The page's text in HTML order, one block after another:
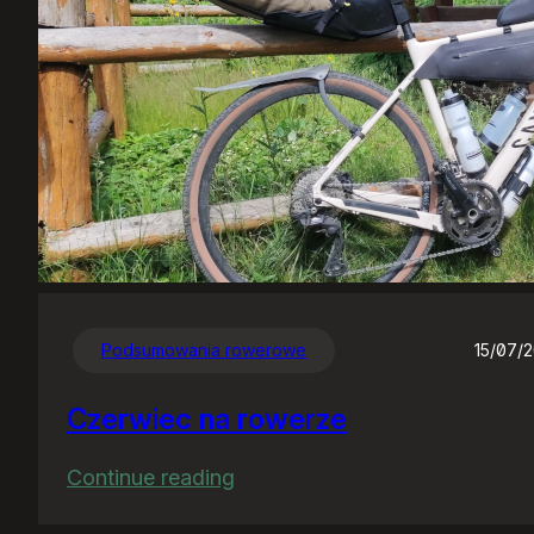
Podsumowania rowerowe 15/07/
Czerwiec na rowerze
Continue reading